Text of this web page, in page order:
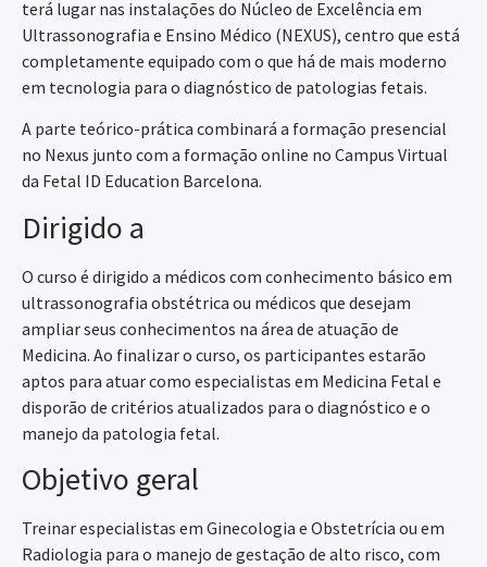
terá lugar nas instalações do Núcleo de Excelência em
Ultrassonografia e Ensino Médico (NEXUS), centro que está
completamente equipado com o que há de mais moderno
em tecnologia para o diagnóstico de patologias fetais.
A parte teórico-prática combinará a formação presencial
no Nexus junto com a formação online no Campus Virtual
da Fetal ID Education Barcelona.
Dirigido a
O curso é dirigido a médicos com conhecimento básico em
ultrassonografia obstétrica ou médicos que desejam
ampliar seus conhecimentos na área de atuação de
Medicina. Ao finalizar o curso, os participantes estarão
aptos para atuar como especialistas em Medicina Fetal e
disporão de critérios atualizados para o diagnóstico e o
manejo da patologia fetal.
Objetivo geral
Treinar especialistas em Ginecologia e Obstetrícia ou em
Radiologia para o manejo de gestação de alto risco, com